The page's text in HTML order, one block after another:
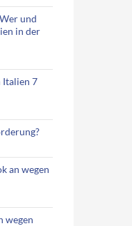
und
in der
Italien 7
an wegen
wegen